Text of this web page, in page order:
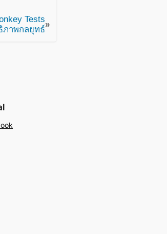
Tests
ภาพกลยุทธ์
»